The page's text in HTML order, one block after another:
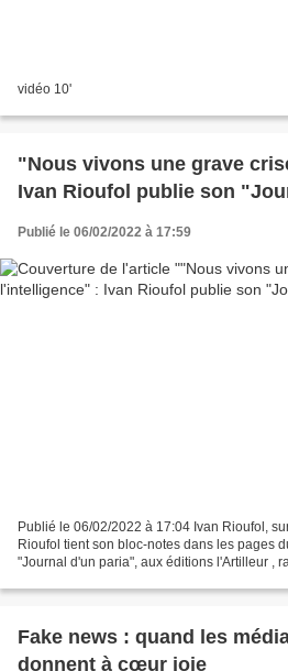
vidéo 10'
"Nous vivons une grave
Ivan Rioufol publie son
Publié le 06/02/2022 à 17:59
Publié le 06/02/2022 à 17:04 Ivan Rioufol,
Rioufol tient son bloc-notes dans les pages
"Journal d'un paria", aux éditions l'Artilleur ,
Fake news : quand les
donnent à cœur joie